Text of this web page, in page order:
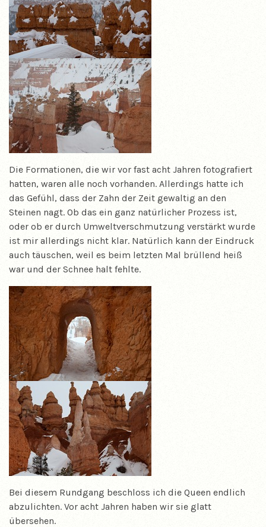
Die Formationen, die wir vor fast acht Jahren fotografiert
hatten, waren alle noch vorhanden. Allerdings hatte ich
das Gefühl, dass der Zahn der Zeit gewaltig an den
Steinen nagt. Ob das ein ganz natürlicher Prozess ist,
oder ob er durch Umweltverschmutzung verstärkt wurde
ist mir allerdings nicht klar. Natürlich kann der Eindruck
auch täuschen, weil es beim letzten Mal brüllend heiß
war und der Schnee halt fehlte.
Bei diesem Rundgang beschloss ich die Queen endlich
abzulichten. Vor acht Jahren haben wir sie glatt
übersehen.